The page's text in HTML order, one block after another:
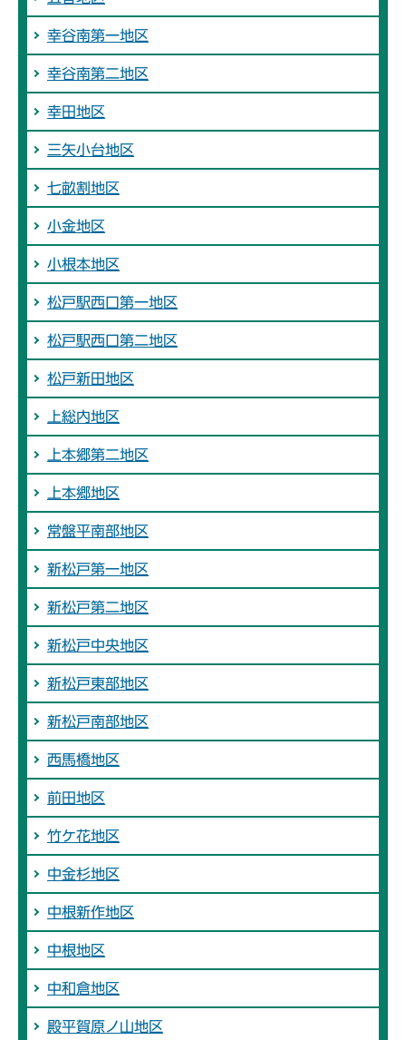
幸谷南第一地区
幸谷南第二地区
幸田地区
三矢小台地区
七畝割地区
小金地区
小根本地区
松戸駅西口第一地区
松戸駅西口第二地区
松戸新田地区
上総内地区
上本郷第二地区
上本郷地区
常盤平南部地区
新松戸第一地区
新松戸第二地区
新松戸中央地区
新松戸東部地区
新松戸南部地区
西馬橋地区
前田地区
竹ケ花地区
中金杉地区
中根新作地区
中根地区
中和倉地区
殿平賀原ノ山地区